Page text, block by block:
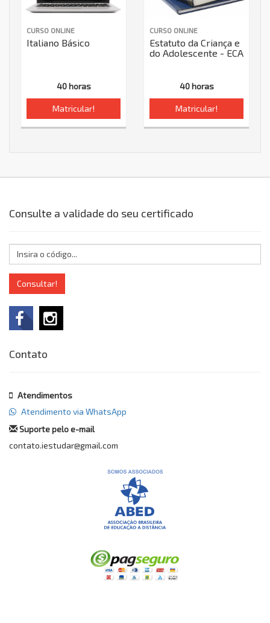
CURSO ONLINE
Italiano Básico
40 horas
Matricular!
CURSO ONLINE
Estatuto da Criança e
do Adolescente - ECA
40 horas
Matricular!
Consulte a validade do seu certificado
Consultar!
Contato
Atendimentos
Atendimento via WhatsApp
Suporte pelo e-mail
contato.iestudar@gmail.com